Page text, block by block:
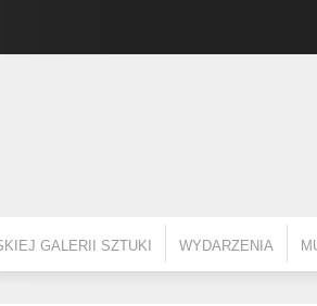
GALERII SZTUKI WYDARZENIA